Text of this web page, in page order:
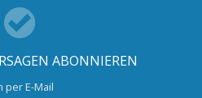
ABONNIEREN
E-Mail